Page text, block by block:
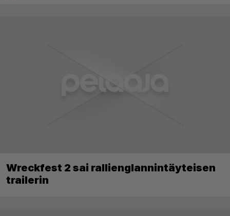
Wreckfest 2 sai rallienglannintäyteisen
trailerin